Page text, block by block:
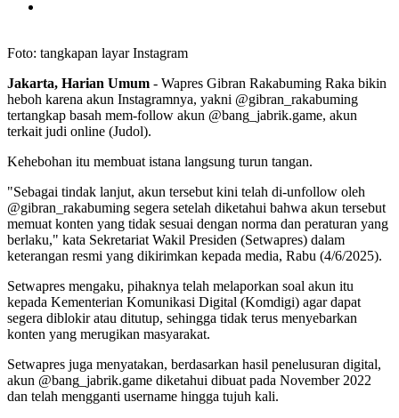
Foto: tangkapan layar Instagram
Jakarta, Harian Umum - Wapres Gibran Rakabuming Raka bikin
heboh karena akun Instagramnya, yakni @gibran_rakabuming
tertangkap basah mem-follow akun @bang_jabrik.game, akun
terkait judi online (Judol).
Kehebohan itu membuat istana langsung turun tangan.
"Sebagai tindak lanjut, akun tersebut kini telah di-unfollow oleh
@gibran_rakabuming segera setelah diketahui bahwa akun tersebut
memuat konten yang tidak sesuai dengan norma dan peraturan yang
berlaku," kata Sekretariat Wakil Presiden (Setwapres) dalam
keterangan resmi yang dikirimkan kepada media, Rabu (4/6/2025).
Setwapres mengaku, pihaknya telah melaporkan soal akun itu
kepada Kementerian Komunikasi Digital (Komdigi) agar dapat
segera diblokir atau ditutup, sehingga tidak terus menyebarkan
konten yang merugikan masyarakat.
Setwapres juga menyatakan, berdasarkan hasil penelusuran digital,
akun @bang_jabrik.game diketahui dibuat pada November 2022
dan telah mengganti username hingga tujuh kali.